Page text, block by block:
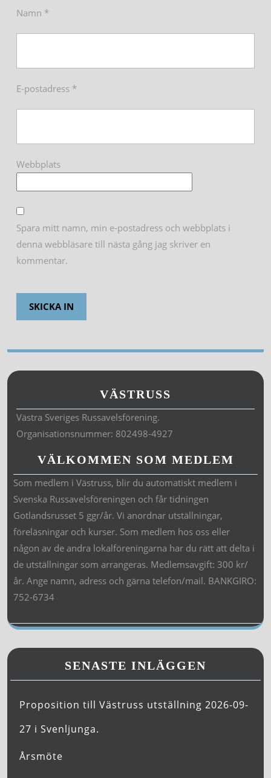
Namn *
E-postadress *
Webbplats
Spara mitt namn, min e-postadress och webbplats i
denna webbläsare till nästa gång jag skriver en
kommentar.
VÄSTRUSS
Västra Sveriges Russavelsförening.
Organisationsnummer: 802498-4927
VÄLKOMMEN SOM MEDLEM
Som medlem i Västruss, blir du automatiskt medlem i
Svenska Russavelsföreningen och får tidningen
Gotlandsrusset 5 ggr/år. Vi anordnar utställningar,
föreläsningar och kurser. Som medlem hos oss eller
någon av de andra lokalföreningarna har du rätt att delta i
de utställningar som arrangeras. Medlemsavgift: 300 kr/
år. Ange namn, adress och gärna telefon/mail. BANKGIRO:
752-6734
SENASTE INLÄGGEN
Proposition till Västruss utställning 2026-09-
27 i Svenljunga.
Årsmöte